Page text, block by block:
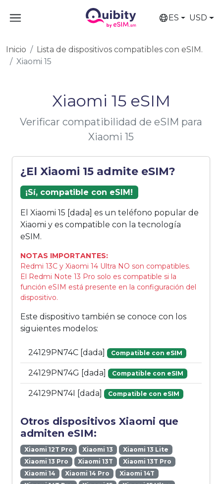
ES USD
Inicio
Lista de dispositivos compatibles con eSIM.
Xiaomi 15
Xiaomi 15 eSIM
Verificar compatibilidad de eSIM para
Xiaomi 15
¿El Xiaomi 15 admite eSIM?
¡Sí, compatible con eSIM!
El Xiaomi 15 [dada] es un teléfono popular de
Xiaomi y es compatible con la tecnología
eSIM.
NOTAS IMPORTANTES:
Redmi 13C y Xiaomi 14 Ultra NO son compatibles.
El Redmi Note 13 Pro solo es compatible si la
función eSIM está presente en la configuración del
dispositivo.
Este dispositivo también se conoce con los
siguientes modelos:
24129PN74C [dada] Compatible con eSIM
24129PN74G [dada] Compatible con eSIM
24129PN74I [dada] Compatible con eSIM
Otros dispositivos Xiaomi que
admiten eSIM:
Xiaomi 12T Pro Xiaomi 13
Xiaomi 13 Lite
Xiaomi 13 Pro
Xiaomi 13T
Xiaomi 13T Pro
Xiaomi 14
Xiaomi 14 Pro
Xiaomi 14T